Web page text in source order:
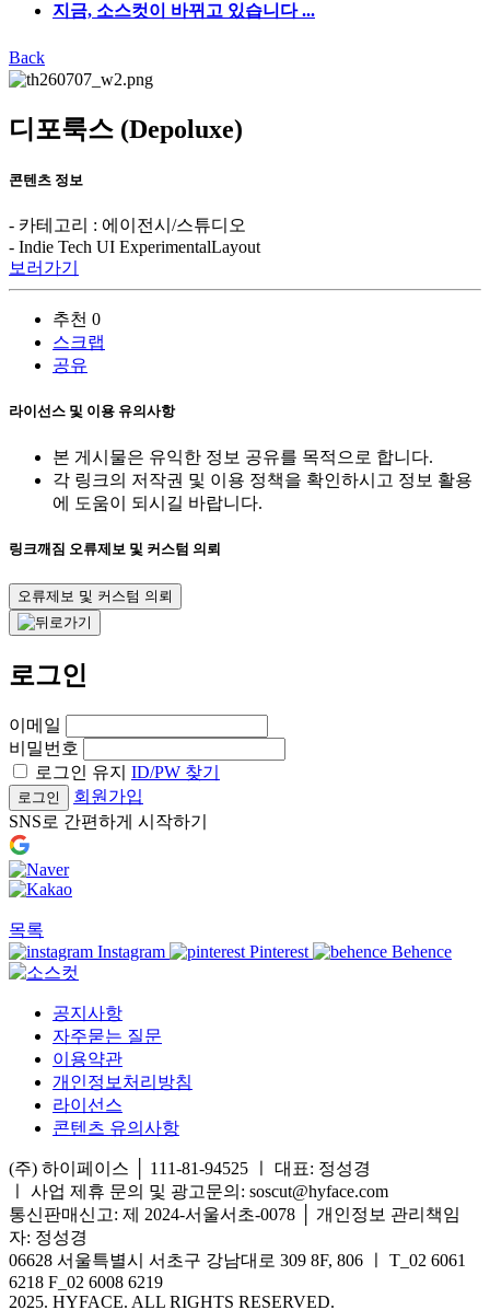
지금, 소스컷이 바뀌고 있습니다 ...
Back
디포룩스 (Depoluxe)
콘텐츠 정보
- 카테고리 : 에이전시/스튜디오
- Indie Tech UI ExperimentalLayout
보러가기
추천 0
스크랩
공유
라이선스 및 이용 유의사항
본 게시물은 유익한 정보 공유를 목적으로 합니다.
각 링크의 저작권 및 이용 정책을 확인하시고 정보 활용
에 도움이 되시길 바랍니다.
링크깨짐 오류제보 및 커스텀 의뢰
오류제보 및 커스텀 의뢰
로그인
이메일
비밀번호
로그인 유지 ID/PW 찾기
로그인
회원가입
SNS로 간편하게 시작하기
목록
Instagram
Pinterest Behence
공지사항
자주묻는 질문
이용약관
개인정보처리방침
라이선스
콘텐츠 유의사항
(주) 하이페이스 │ 111-81-94525 ㅣ 대표: 정성경
사업 제휴 문의 및 광고문의: soscut@hyface.com
통신판매신고: 제 2024-서울서초-0078 │ 개인정보 관리책임
자: 정성경
06628 서울특별시 서초구 강남대로 309 8F, 806 ㅣ T_02 6061
6218 F_02 6008 6219
2025. HYFACE. ALL RIGHTS RESERVED.